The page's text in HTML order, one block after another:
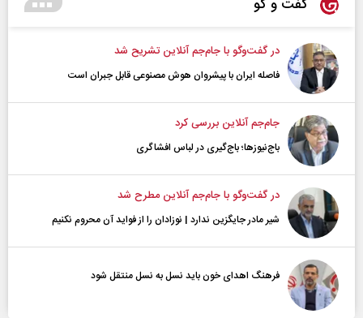
در گفت‌و‌گو با جام‌جم آنلاین تشریح شد
فاصله ایران با پیشرو‌ان هوش مصنوعی قابل جبران است
جام‌جم آنلاین بررسی کرد
باج‌نیوزها؛ باج‌گیری در لباس افشاگری
در گفت‌و‌گو با جام‌جم آنلاین مطرح شد
شیر مادر جایگزین ندارد | نوزادان را از فواید آن محروم نکنیم
فرهنگ اهدای خون باید نسل به نسل منتقل شود